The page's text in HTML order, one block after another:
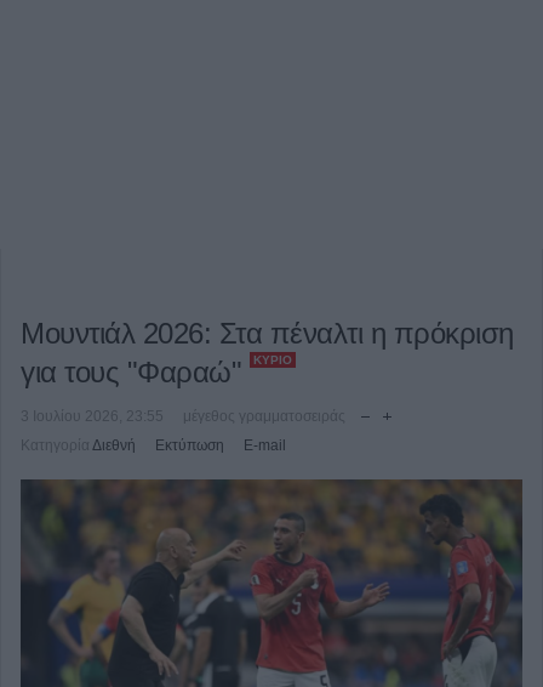
Μουντιάλ 2026: Στα πέναλτι η πρόκριση
για τους "Φαραώ"
ΚΎΡΙΟ
3 Ιουλίου 2026, 23:55
μέγεθος γραμματοσειράς
Κατηγορία Διεθνή Εκτύπωση E-mail